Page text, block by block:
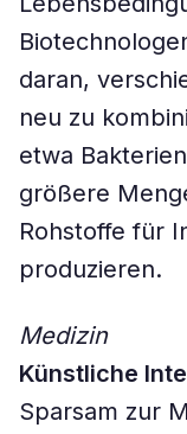
daran,
neu zu
etwa
größere
Rohstoffe für
produzieren.
Medizin
Künstliche
Sparsam zur